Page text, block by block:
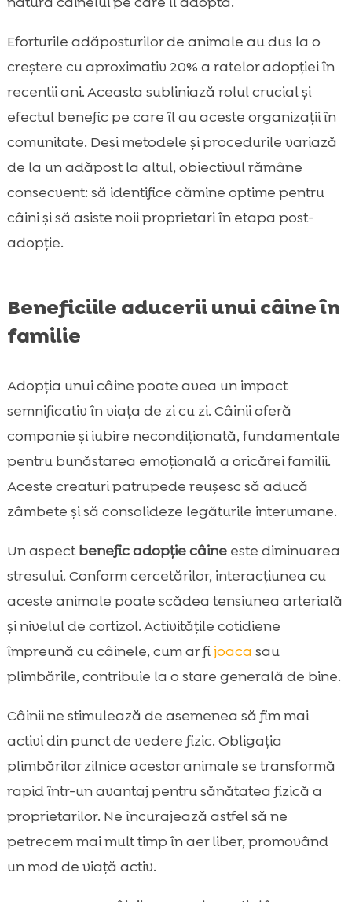
Eforturile adăposturilor de animale au dus la o
creștere cu aproximativ 20% a ratelor adopției în
recentii ani. Aceasta subliniază rolul crucial și
efectul benefic pe care îl au aceste organizații în
comunitate. Deși metodele și procedurile variază
de la un adăpost la altul, obiectivul rămâne
consecvent: să identifice cămine optime pentru
câini și să asiste noii proprietari în etapa post-
adopție.
Beneficiile aducerii unui câine în
familie
Adopția unui câine poate avea un impact
semnificativ în viața de zi cu zi. Câinii oferă
companie și iubire necondiționată, fundamentale
pentru bunăstarea emoțională a oricărei familii.
Aceste creaturi patrupede reușesc să aducă
zâmbete și să consolideze legăturile interumane.
Un aspectbenefic adopție câineeste diminuarea
stresului. Conform cercetărilor, interacțiunea cu
aceste animale poate scădea tensiunea arterială
și nivelul de cortizol. Activitățile cotidiene
împreună cu câinele, cum ar fijoaca sau
plimbările, contribuie la o stare generală de bine.
Câinii ne stimulează de asemenea să fim mai
activi din punct de vedere fizic. Obligația
plimbărilor zilnice acestor animale se transformă
rapid într-un avantaj pentru sănătatea fizică a
proprietarilor. Ne încurajează astfel să ne
petrecem mai mult timp în aer liber, promovând
un mod de viață activ.